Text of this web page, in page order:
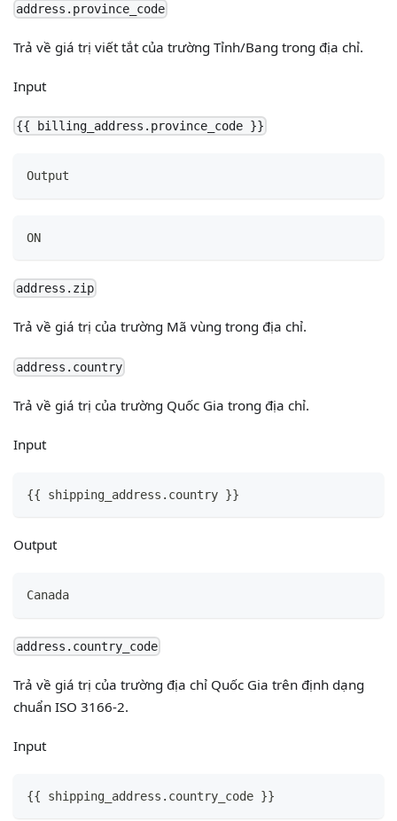
address.province_code
Trả về giá trị viết tắt của trường Tỉnh/Bang trong địa chỉ.
Input
{{ billing_address.province_code }}
Output
ON
address.zip
Trả về giá trị của trường Mã vùng trong địa chỉ.
address.country
Trả về giá trị của trường Quốc Gia trong địa chỉ.
Input
{{ shipping_address.country }}
Output
Canada
address.country_code
Trả về giá trị của trường địa chỉ Quốc Gia trên định dạng
chuẩn ISO 3166-2.
Input
{{ shipping_address.country_code }}